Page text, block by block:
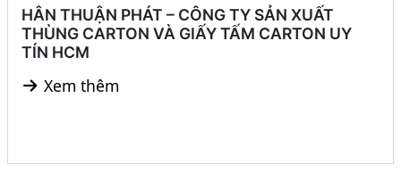
HÂN THUẬN PHÁT – CÔNG TY SẢN XUẤT
THÙNG CARTON VÀ GIẤY TẤM CARTON UY
TÍN HCM
Xem thêm